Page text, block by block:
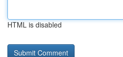
HTML is disabled